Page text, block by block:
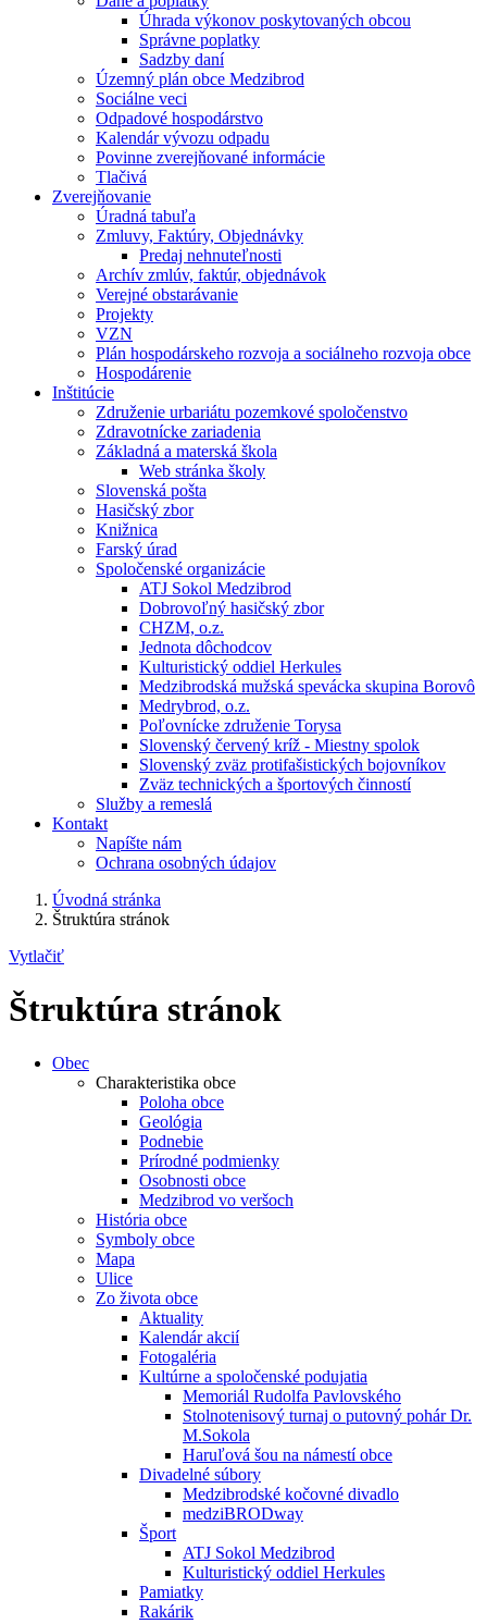
Úhrada výkonov poskytovaných obcou
Správne poplatky
Sadzby daní
Územný plán obce Medzibrod
Sociálne veci
Odpadové hospodárstvo
Kalendár vývozu odpadu
Povinne zverejňované informácie
Tlačivá
Zverejňovanie
Úradná tabuľa
Zmluvy, Faktúry, Objednávky
Predaj nehnuteľnosti
Archív zmlúv, faktúr, objednávok
Verejné obstarávanie
Projekty
VZN
Plán hospodárskeho rozvoja a sociálneho rozvoja obce
Hospodárenie
Inštitúcie
Združenie urbariátu pozemkové spoločenstvo
Zdravotnícke zariadenia
Základná a materská škola
Web stránka školy
Slovenská pošta
Hasičský zbor
Knižnica
Farský úrad
Spoločenské organizácie
ATJ Sokol Medzibrod
Dobrovoľný hasičský zbor
CHZM, o.z.
Jednota dôchodcov
Kulturistický oddiel Herkules
Medzibrodská mužská spevácka skupina Borovô
Medrybrod, o.z.
Poľovnícke združenie Torysa
Slovenský červený kríž - Miestny spolok
Slovenský zväz protifašistických bojovníkov
Zväz technických a športových činností
Služby a remeslá
Kontakt
Napíšte nám
Ochrana osobných údajov
Úvodná stránka
Štruktúra stránok
Vytlačiť
Štruktúra stránok
Obec
Charakteristika obce
Poloha obce
Geológia
Podnebie
Prírodné podmienky
Osobnosti obce
Medzibrod vo veršoch
História obce
Symboly obce
Mapa
Ulice
Zo života obce
Aktuality
Kalendár akcií
Fotogaléria
Kultúrne a spoločenské podujatia
Memoriál Rudolfa Pavlovského
Stolnotenisový turnaj o putovný pohár Dr.
M.Sokola
Haruľová šou na námestí obce
Divadelné súbory
Medzibrodské kočovné divadlo
medziBRODway
Šport
ATJ Sokol Medzibrod
Kulturistický oddiel Herkules
Pamiatky
Rakárik